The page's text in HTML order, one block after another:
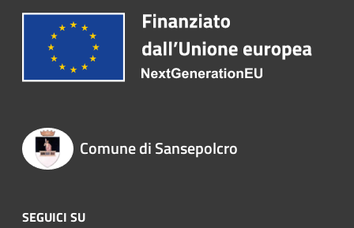
Comune di Sansepolcro
SEGUICI SU